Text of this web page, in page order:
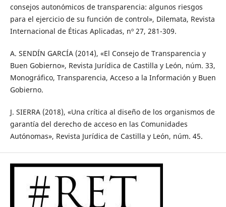
consejos autonómicos de transparencia: algunos riesgos
para el ejercicio de su función de control», Dilemata, Revista
Internacional de Éticas Aplicadas, nº 27, 281-309.
A. SENDÍN GARCÍA (2014), «El Consejo de Transparencia y
Buen Gobierno», Revista Jurídica de Castilla y León, núm. 33,
Monográfico, Transparencia, Acceso a la Información y Buen
Gobierno.
J. SIERRA (2018), «Una crítica al diseño de los organismos de
garantía del derecho de acceso en las Comunidades
Autónomas», Revista Jurídica de Castilla y León, núm. 45.